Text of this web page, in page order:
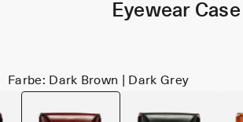
Eyewear Case
Farbe: Dark Brown | Dark Grey